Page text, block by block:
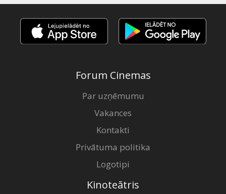
Forum Cinemas
Par uzņēmumu
Vakances
Kontakti
Privātuma politika
Logotipi
Kinoteātris